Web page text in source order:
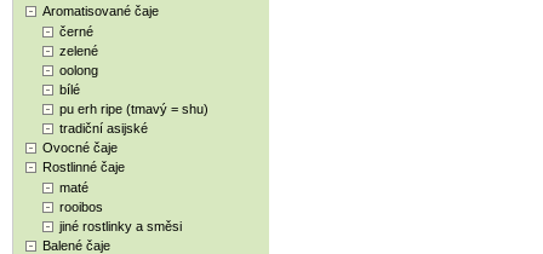
Aromatisované čaje
černé
zelené
oolong
bílé
pu erh ripe (tmavý = shu)
tradiční asijské
Ovocné čaje
Rostlinné čaje
maté
rooibos
jiné rostlinky a směsi
Balené čaje